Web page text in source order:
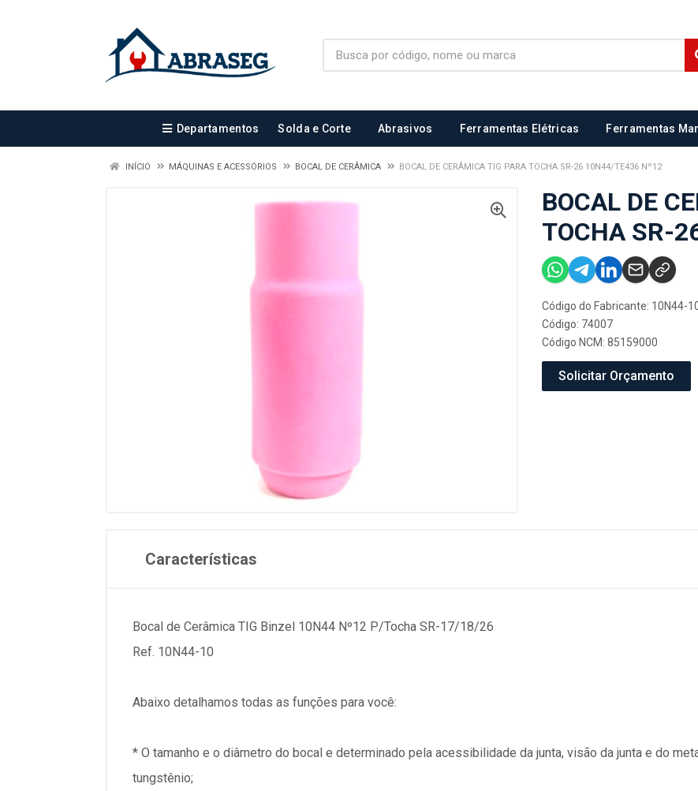
Departamentos Solda e Corte Abrasivos Ferramentas Elétricas Ferramentas
INÍCIO MÁQUINAS E ACESSÓRIOS BOCAL DE CERÂMICA BOCAL DE CERÂMICA TIG PARA TOCHA SR-26 10N44/TE436 Nº12
BOCAL DE
TOCHA SR-
Código do Fabricante: 10N44-
Código: 74007
Código NCM: 85159000
Solicitar Orçamento
Características
Bocal de Cerâmica TIG Binzel 10N44 Nº12 P/Tocha SR-17/18/26
Ref. 10N44-10
Abaixo detalhamos todas as funções para você:
* O tamanho e o diâmetro do bocal e determinado pela acessibilidade da junta, visão da junta e do
tungstênio;